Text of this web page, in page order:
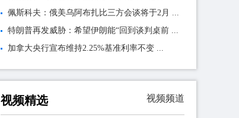
佩斯科夫：俄美乌阿布扎比三方会谈将于2月 ...
特朗普再发威胁：希望伊朗能“回到谈判桌前 ...
加拿大央行宣布维持2.25%基准利率不变 ...
视频精选 视频频道